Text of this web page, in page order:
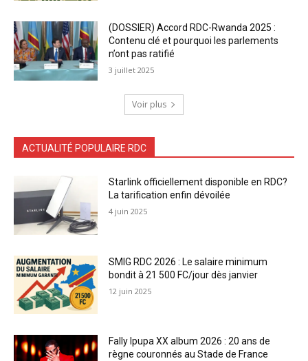
(DOSSIER) Accord RDC-Rwanda 2025 :
Contenu clé et pourquoi les parlements
n’ont pas ratifié
3 juillet 2025
Voir plus
ACTUALITÉ POPULAIRE RDC
Starlink officiellement disponible en RDC?
La tarification enfin dévoilée
4 juin 2025
SMIG RDC 2026 : Le salaire minimum
bondit à 21 500 FC/jour dès janvier
12 juin 2025
Fally Ipupa XX album 2026 : 20 ans de
règne couronnés au Stade de France